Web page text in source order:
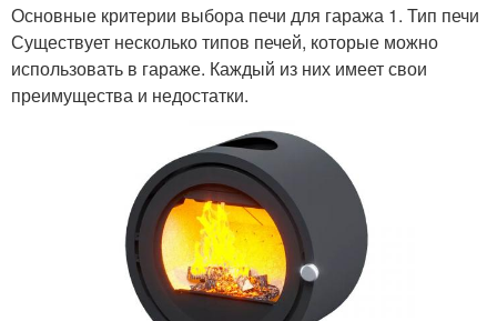
Основные критерии выбора печи для гаража 1. Тип печи
Существует несколько типов печей, которые можно
использовать в гараже. Каждый из них имеет свои
преимущества и недостатки.